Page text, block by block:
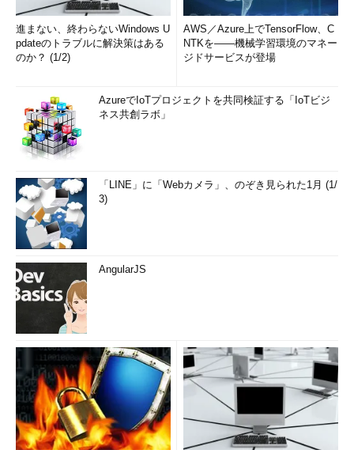
進まない、終わらないWindows U
pdateのトラブルに解決策はある
のか？ (1/2)
AWS／Azure上でTensorFlow、C
NTKを――機械学習環境のマネー
ジドサービスが登場
AzureでIoTプロジェクトを共同検証する「IoTビジ
ネス共創ラボ」
「LINE」に「Webカメラ」、のぞき見られた1月 (1/
3)
AngularJS